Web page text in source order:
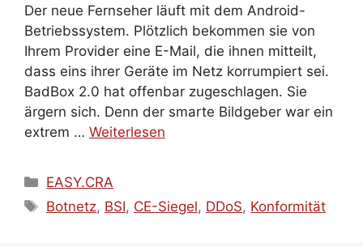
Der neue Fernseher läuft mit dem Android-
Betriebssystem. Plötzlich bekommen sie von
Ihrem Provider eine E-Mail, die ihnen mitteilt,
dass eins ihrer Geräte im Netz korrumpiert sei.
BadBox 2.0 hat offenbar zugeschlagen. Sie
ärgern sich. Denn der smarte Bildgeber war ein
extrem … Weiterlesen
Kategorien
EASY.CRA
Schlagwörter
Botnetz, BSI, CE-Siegel, DDoS, Konformität